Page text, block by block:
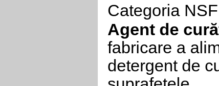
Categoria
Agent de
fabricare a
detergent de